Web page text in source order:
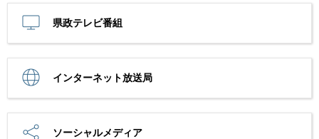
県政テレビ番組
インターネット放送局
ソーシャルメディア